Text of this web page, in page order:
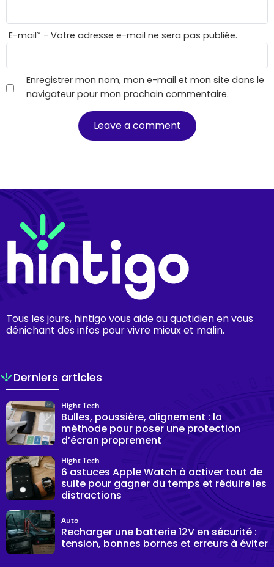
E-mail* - Votre adresse e-mail ne sera pas publiée.
Enregistrer mon nom, mon e-mail et mon site dans le
navigateur pour mon prochain commentaire.
Tous les jours, hintigo vous aide au quotidien en vous
dénichant des infos pour vivre mieux et malin.
Derniers articles
Bulles, poussière, alignement : la
méthode pour poser une protection
d’écran proprement
Hight Tech
6 astuces Apple Watch à activer tout de
suite pour gagner du temps et réduire les
distractions
Hight Tech
Recharger une batterie 12V en sécurité :
tension, bonnes bornes et erreurs à éviter
Auto